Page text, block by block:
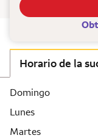
Horario de la
Domingo
Lunes
Martes